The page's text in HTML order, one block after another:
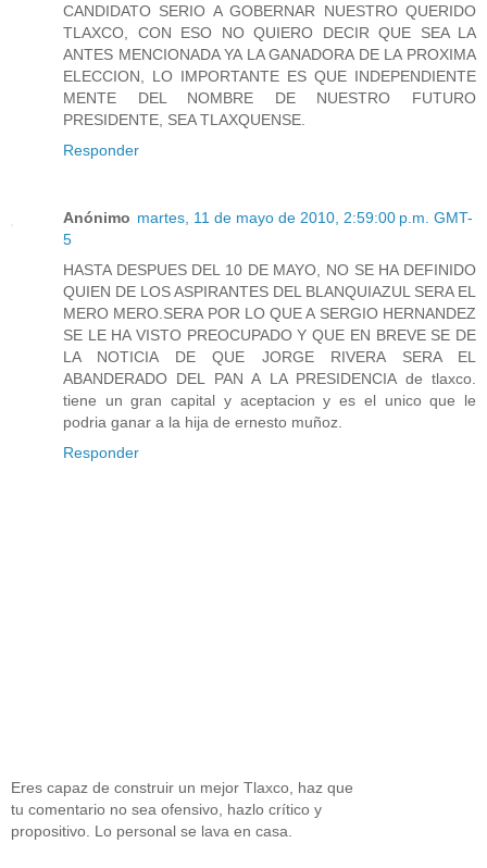
CANDIDATO SERIO A GOBERNAR NUESTRO QUERIDO
TLAXCO, CON ESO NO QUIERO DECIR QUE SEA LA
ANTES MENCIONADA YA LA GANADORA DE LA PROXIMA
ELECCION, LO IMPORTANTE ES QUE INDEPENDIENTE
MENTE DEL NOMBRE DE NUESTRO FUTURO
PRESIDENTE, SEA TLAXQUENSE.
Responder
Anónimo martes, 11 de mayo de 2010, 2:59:00 p.m. GMT-
5
HASTA DESPUES DEL 10 DE MAYO, NO SE HA DEFINIDO
QUIEN DE LOS ASPIRANTES DEL BLANQUIAZUL SERA EL
MERO MERO.SERA POR LO QUE A SERGIO HERNANDEZ
SE LE HA VISTO PREOCUPADO Y QUE EN BREVE SE DE
LA NOTICIA DE QUE JORGE RIVERA SERA EL
ABANDERADO DEL PAN A LA PRESIDENCIA de tlaxco.
tiene un gran capital y aceptacion y es el unico que le
podria ganar a la hija de ernesto muñoz.
Responder
Eres capaz de construir un mejor Tlaxco, haz que
tu comentario no sea ofensivo, hazlo crítico y
propositivo. Lo personal se lava en casa.